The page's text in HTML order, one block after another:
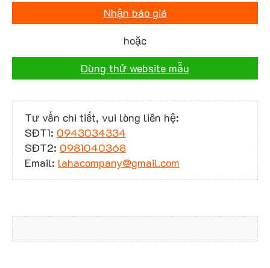
Nhận báo giá
hoặc
Dùng thử website mẫu
Tư vấn chi tiết, vui lòng liên hệ:
SĐT1: 0943034334
SĐT2: 0981040368
Email: lahacompany@gmail.com